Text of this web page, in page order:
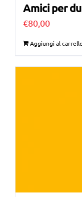
Amici per
€80,00
Aggiungi al